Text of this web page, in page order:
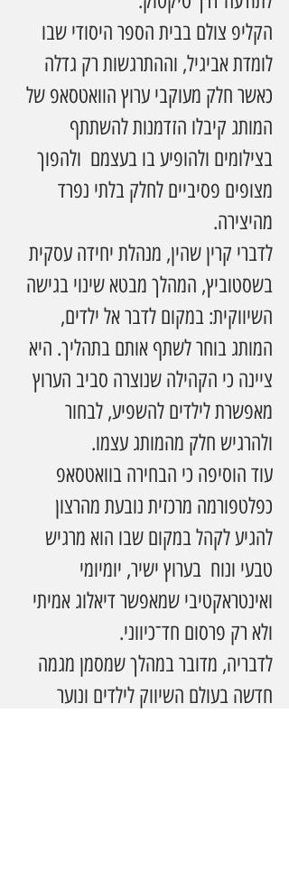
הקליפ צולם בבית הספר היסודי שבו
לומדת אביגיל, וההתרגשות רק גדלה
כאשר חלק מעוקבי ערוץ הוואטסאפ של
המותג קיבלו הזדמנות להשתתף
בצילומים ולהופיע בו בעצמם  ולהפוך
מצופים פסיביים לחלק בלתי נפרד
מהיצירה.
לדברי קרין שהין, מנהלת יחידה עסקית
בשסטוביץ, המהלך מבטא שינוי בגישה
השיווקית: במקום לדבר אל ילדים,
המותג בוחר לשתף אותם בתהליך. היא
ציינה כי הקהילה שנוצרה סביב הערוץ
מאפשרת לילדים להשפיע, לבחור
ולהרגיש חלק מהמותג עצמו.
עוד הוסיפה כי הבחירה בוואטסאפ
כפלטפורמה מרכזית נובעת מהרצון
להגיע לקהל במקום שבו הוא מרגיש
טבעי ונוח  בערוץ ישיר, יומיומי
ואינטראקטיבי שמאפשר דיאלוג אמיתי
ולא רק פרסום חד־כיווני.
לדבריה, מדובר במהלך שמסמן מגמה
חדשה בעולם השיווק לילדים ונוער